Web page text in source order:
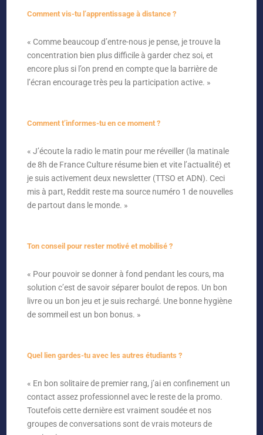
Comment vis-tu l’apprentissage à distance ?
« Comme beaucoup d’entre-nous je pense, je trouve la
concentration bien plus difficile à garder chez soi, et
encore plus si l’on prend en compte que la barrière de
l’écran encourage très peu la participation active. »
Comment t’informes-tu en ce moment ?
« J’écoute la radio le matin pour me réveiller (la matinale
de 8h de France Culture résume bien et vite l’actualité) et
je suis activement deux newsletter (TTSO et ADN). Ceci
mis à part, Reddit reste ma source numéro 1 de nouvelles
de partout dans le monde. »
Ton conseil pour rester motivé et mobilisé ?
« Pour pouvoir se donner à fond pendant les cours, ma
solution c’est de savoir séparer boulot de repos. Un bon
livre ou un bon jeu et je suis rechargé. Une bonne hygiène
de sommeil est un bon bonus. »
Quel lien gardes-tu avec les autres étudiants ?
« En bon solitaire de premier rang, j’ai en confinement un
contact assez professionnel avec le reste de la promo.
Toutefois cette dernière est vraiment soudée et nos
groupes de conversations sont de vrais moteurs de